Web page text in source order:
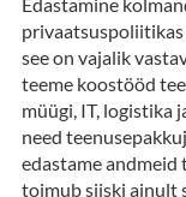
see on vajalik
teeme koostööd
müügi, IT, logistika
need
edastame andmeid
toimub siiski ainult